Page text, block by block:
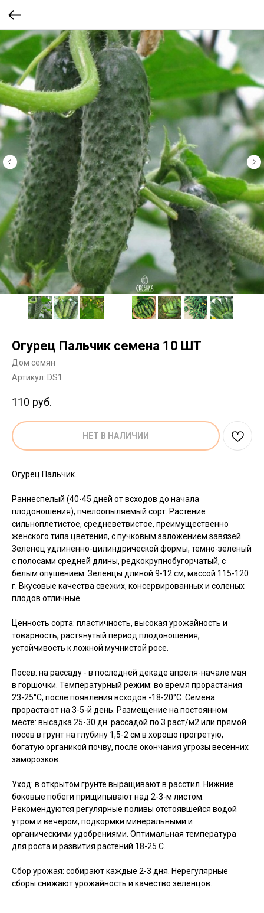
Огурец Пальчик семена 10 ШТ
Дом семян
Артикул: DS1
110 руб.
НЕТ В НАЛИЧИИ
Огурец Пальчик.
Раннеспелый (40-45 дней от всходов до начала
плодоношения), пчелоопыляемый сорт. Растение
сильноплетистое, средневетвистое, преимущественно
женского типа цветения, с пучковым заложением завязей.
Зеленец удлиненно-цилиндрической формы, темно-зеленый
с полосами средней длины, редкокрупнобугорчатый, с
белым опушением. Зеленцы длиной 9-12 см, массой 115-120
г. Вкусовые качества свежих, консервированных и соленых
плодов отличные.
Ценность сорта: пластичность, высокая урожайность и
товарность, растянутый период плодоношения,
устойчивость к ложной мучнистой росе.
Посев: на рассаду - в последней декаде апреля-начале мая
в горшочки. Температурный режим: во время прорастания
23-25°С, после появления всходов -18-20°С. Семена
прорастают на 3-5-й день. Размещение на постоянном
месте: высадка 25-30 дн. рассадой по 3 раст/м2 или прямой
посев в грунт на глубину 1,5-2 см в хорошо прогретую,
богатую органикой почву, после окончания угрозы весенних
заморозков.
Уход: в открытом грунте выращивают в расстил. Нижние
боковые побеги прищипывают над 2-3-м листом.
Рекомендуются регулярные поливы отстоявшейся водой
утром и вечером, подкормки минеральными и
органическими удобрениями. Оптимальная температура
для роста и развития растений 18-25 С.
Сбор урожая: собирают каждые 2-3 дня. Нерегулярные
сборы снижают урожайность и качество зеленцов.